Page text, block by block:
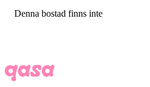
Denna bostad finns inte